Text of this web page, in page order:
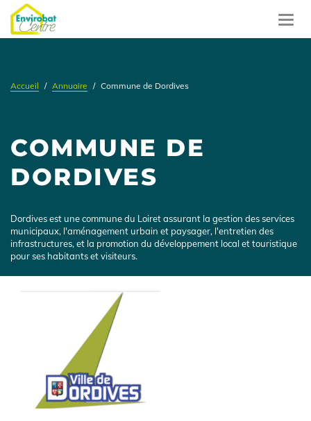
Aller
au
contenu
Accueil Annuaire Commune de Dordives
COMMUNE DE
DORDIVES
Présentation
Dordives est une commune du Loiret assurant la gestion des services
municipaux, l'aménagement urbain et paysager, l'entretien des
infrastructures, et la promotion du développement local et touristique
pour ses habitants et visiteurs.
Logo